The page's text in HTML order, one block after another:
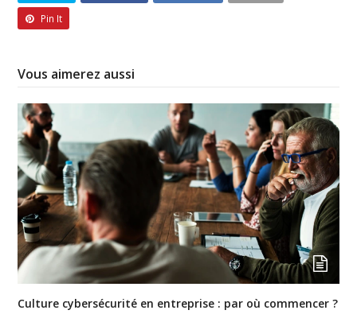
Pin It
Vous aimerez aussi
Culture cybersécurité en entreprise : par où commencer ?